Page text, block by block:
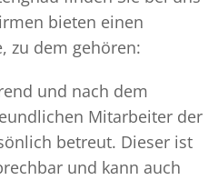
bieten einen
zu dem gehören:
und nach dem
Mitarbeiter der
betreut. Dieser ist
und kann auch